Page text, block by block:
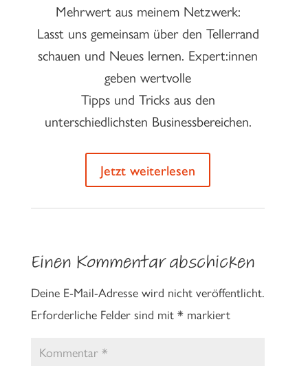
Mehrwert aus meinem Netzwerk:
Lasst uns gemeinsam über den Tellerrand
schauen und Neues lernen. Expert:innen
geben wertvolle
Tipps und Tricks aus den
unterschiedlichsten Businessbereichen.
Jetzt weiterlesen
Einen Kommentar abschicken
Deine E-Mail-Adresse wird nicht veröffentlicht.
Erforderliche Felder sind mit *markiert